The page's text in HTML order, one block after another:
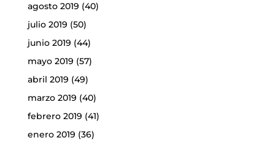
agosto 2019 (40)
julio 2019 (50)
junio 2019 (44)
mayo 2019 (57)
abril 2019 (49)
marzo 2019 (40)
febrero 2019 (41)
enero 2019 (36)